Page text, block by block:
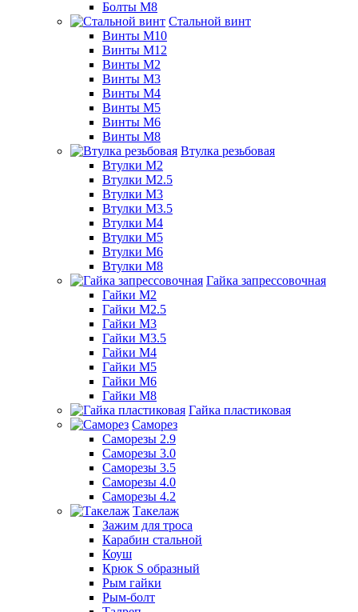
Болты М8
Стальной винт
Винты М10
Винты М12
Винты М2
Винты М3
Винты М4
Винты М5
Винты М6
Винты М8
Втулка резьбовая
Втулки М2
Втулки М2.5
Втулки М3
Втулки М3.5
Втулки М4
Втулки М5
Втулки М6
Втулки М8
Гайка запрессовочная
Гайки М2
Гайки М2.5
Гайки М3
Гайки М3.5
Гайки М4
Гайки М5
Гайки М6
Гайки М8
Гайка пластиковая
Саморез
Саморезы 2.9
Саморезы 3.0
Саморезы 3.5
Саморезы 4.0
Саморезы 4.2
Такелаж
Зажим для троса
Карабин стальной
Коуш
Крюк S образный
Рым гайки
Рым-болт